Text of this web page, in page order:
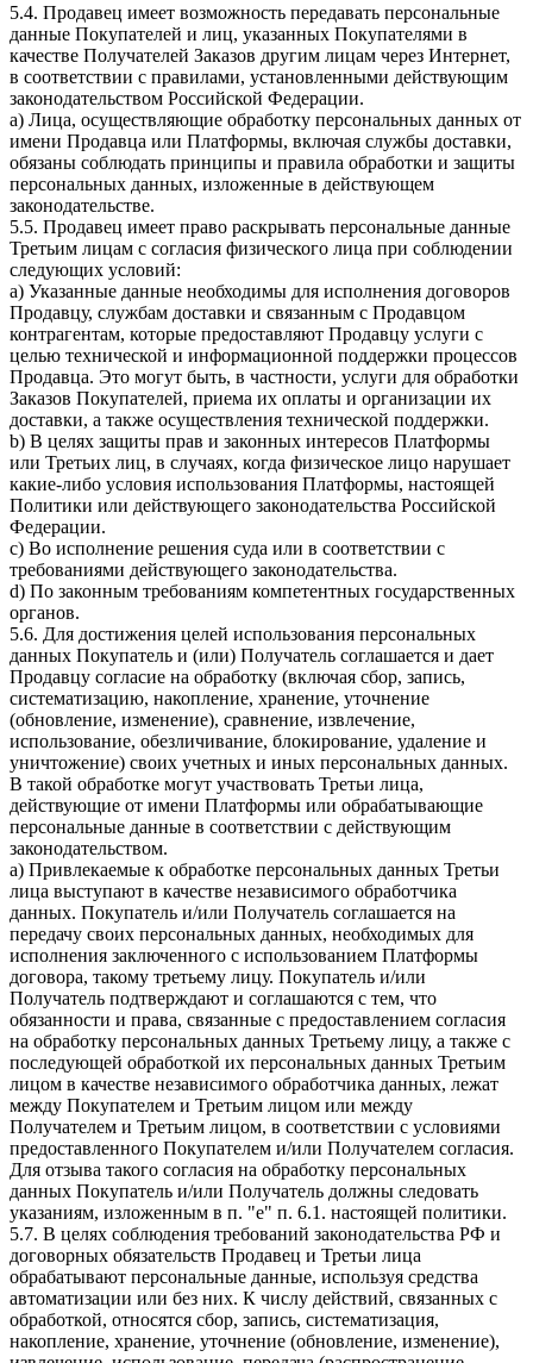
5.4. Продавец имеет возможность передавать персональные
данные Покупателей и лиц, указанных Покупателями в
качестве Получателей Заказов другим лицам через Интернет,
в соответствии с правилами, установленными действующим
законодательством Российской Федерации.
a) Лица, осуществляющие обработку персональных данных от
имени Продавца или Платформы, включая службы доставки,
обязаны соблюдать принципы и правила обработки и защиты
персональных данных, изложенные в действующем
законодательстве.
5.5. Продавец имеет право раскрывать персональные данные
Третьим лицам с согласия физического лица при соблюдении
следующих условий:
a) Указанные данные необходимы для исполнения договоров
Продавцу, службам доставки и связанным с Продавцом
контрагентам, которые предоставляют Продавцу услуги с
целью технической и информационной поддержки процессов
Продавца. Это могут быть, в частности, услуги для обработки
Заказов Покупателей, приема их оплаты и организации их
доставки, а также осуществления технической поддержки.
b) В целях защиты прав и законных интересов Платформы
или Третьих лиц, в случаях, когда физическое лицо нарушает
какие-либо условия использования Платформы, настоящей
Политики или действующего законодательства Российской
Федерации.
c) Во исполнение решения суда или в соответствии с
требованиями действующего законодательства.
d) По законным требованиям компетентных государственных
органов.
5.6. Для достижения целей использования персональных
данных Покупатель и (или) Получатель соглашается и дает
Продавцу согласие на обработку (включая сбор, запись,
систематизацию, накопление, хранение, уточнение
(обновление, изменение), сравнение, извлечение,
использование, обезличивание, блокирование, удаление и
уничтожение) своих учетных и иных персональных данных.
В такой обработке могут участвовать Третьи лица,
действующие от имени Платформы или обрабатывающие
персональные данные в соответствии с действующим
законодательством.
a) Привлекаемые к обработке персональных данных Третьи
лица выступают в качестве независимого обработчика
данных. Покупатель и/или Получатель соглашается на
передачу своих персональных данных, необходимых для
исполнения заключенного с использованием Платформы
договора, такому третьему лицу. Покупатель и/или
Получатель подтверждают и соглашаются с тем, что
обязанности и права, связанные с предоставлением согласия
на обработку персональных данных Третьему лицу, а также с
последующей обработкой их персональных данных Третьим
лицом в качестве независимого обработчика данных, лежат
между Покупателем и Третьим лицом или между
Получателем и Третьим лицом, в соответствии с условиями
предоставленного Покупателем и/или Получателем согласия.
Для отзыва такого согласия на обработку персональных
данных Покупатель и/или Получатель должны следовать
указаниям, изложенным в п. "e" п. 6.1. настоящей политики.
5.7. В целях соблюдения требований законодательства РФ и
договорных обязательств Продавец и Третьи лица
обрабатывают персональные данные, используя средства
автоматизации или без них. К числу действий, связанных с
обработкой, относятся сбор, запись, систематизация,
накопление, хранение, уточнение (обновление, изменение),